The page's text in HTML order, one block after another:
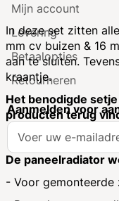
In deze set zitten
mm cv buizen & 16
aan te sluiten.
kraantje.
Het benodigde
producten terug
De paneelradiator
- Voor
Mijn account
Levering
Betaalopties
Retourneren
Aanmelden voor
A
o